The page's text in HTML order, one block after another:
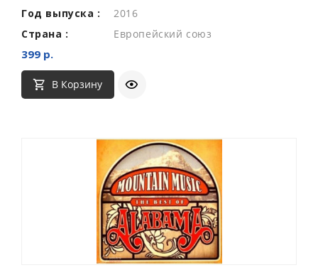
Год выпуска :
2016
Страна :
Европейский союз
399 р.
В Корзину